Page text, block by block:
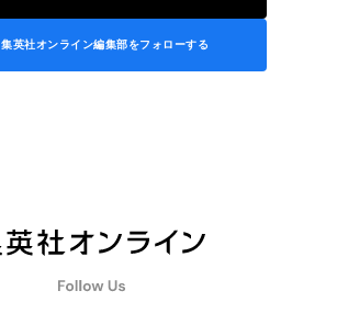
集英社オンライン編集部をフォローする